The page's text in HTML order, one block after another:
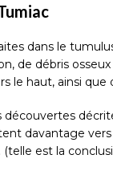
dans le
de débris
le haut, ainsi que
davantage
est la